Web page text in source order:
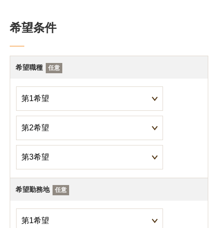
希望条件
希望職種 任意
希望勤務地 任意